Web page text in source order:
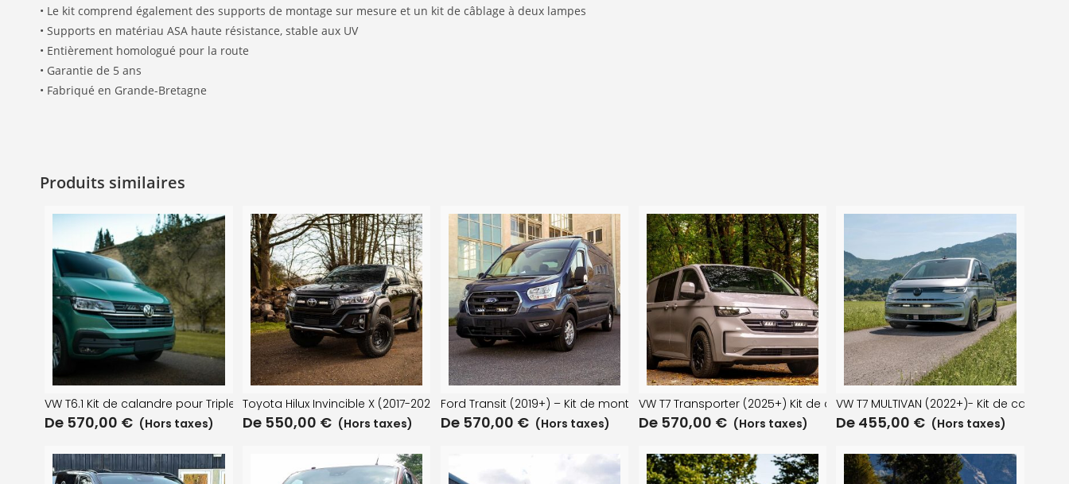
• Le kit comprend également des supports de montage sur mesure et un kit de câblage à deux lampes
• Supports en matériau ASA haute résistance, stable aux UV
• Entièrement homologué pour la route
• Garantie de 5 ans
• Fabriqué en Grande-Bretagne
Produits similaires
VW T6.1 Kit de calandre pour Triple-R 750
De 570,00 € (Hors taxes)
Toyota Hilux Invincible X (2017-2020) Kit de montage de calandre ST4 EVO
De 550,00 € (Hors taxes)
Ford Transit (2019+) – Kit de montage sur calandre
De 570,00 € (Hors taxes)
VW T7 Transporter (2025+) Kit de calandre – Triple-R 750
De 570,00 € (Hors taxes)
VW T7 MULTIVAN (2022+)- Kit de calandre
De 455,00 € (Hors taxes)